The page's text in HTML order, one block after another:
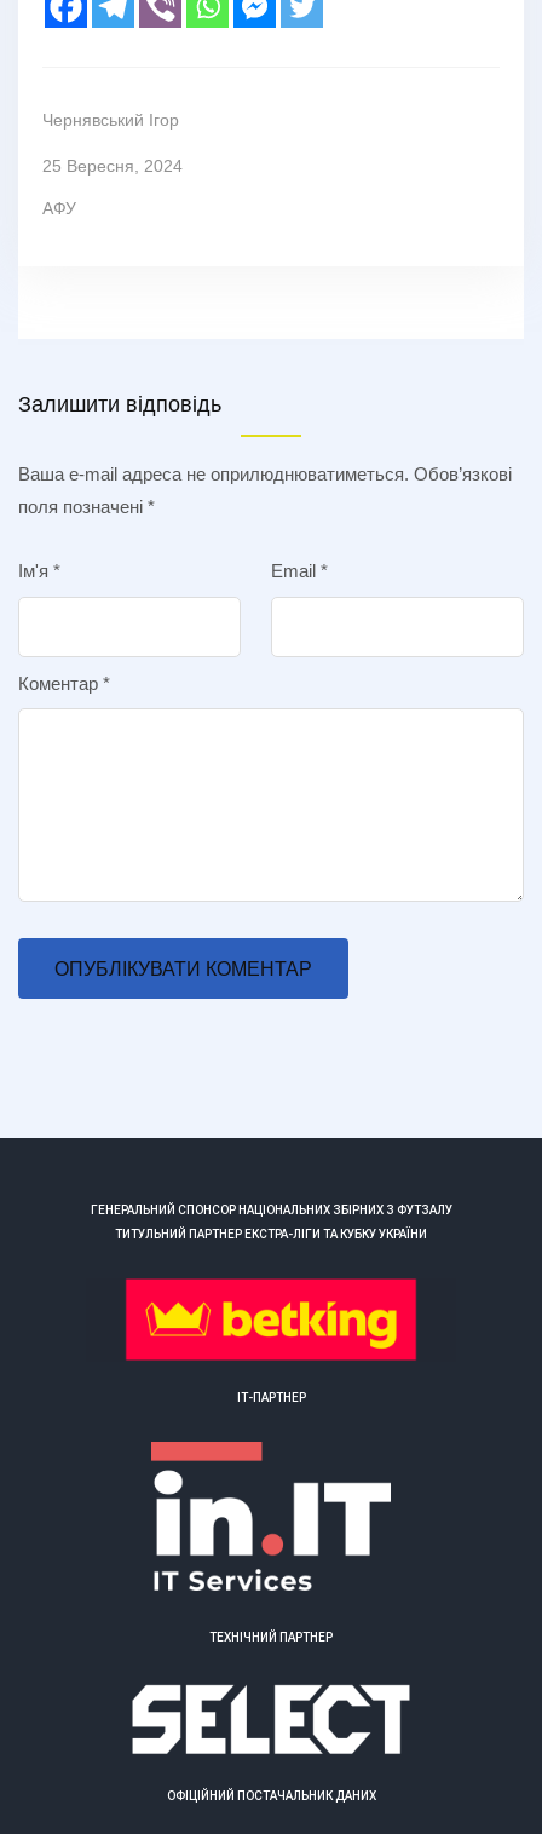
Чернявський Ігор
25 Вересня, 2024
АФУ
Залишити відповідь
Ваша e-mail адреса не оприлюднюватиметься. Обов’язкові
поля позначені *
Ім'я * Email *
Коментар *
ГЕНЕРАЛЬНИЙ СПОНСОР НАЦІОНАЛЬНИХ ЗБІРНИХ З ФУТЗАЛУ
ТИТУЛЬНИЙ ПАРТНЕР ЕКСТРА-ЛІГИ ТА КУБКУ УКРАЇНИ
ІТ-ПАРТНЕР
ТЕХНІЧНИЙ ПАРТНЕР
ОФІЦІЙНИЙ ПОСТАЧАЛЬНИК ДАНИХ